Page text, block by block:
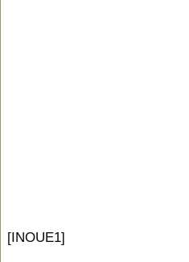
[INOUE1]